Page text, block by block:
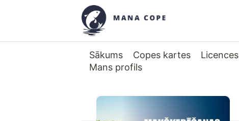
Sākums Copes kartes Licences
Mans profils